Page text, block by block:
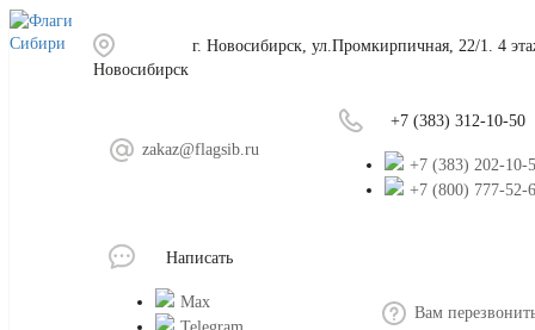
г. Новосибирск, ул.Промкирпичная, 22/1. 4
Новосибирск
zakaz@flagsib.ru
+7 (383) 312-10-50
+7 (383) 202-10-
+7 (800) 777-52-
Написать
Max
Вам